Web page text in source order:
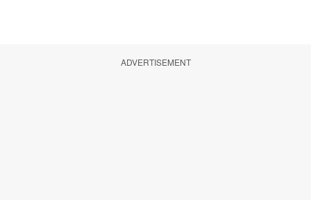
ADVERTISEMENT